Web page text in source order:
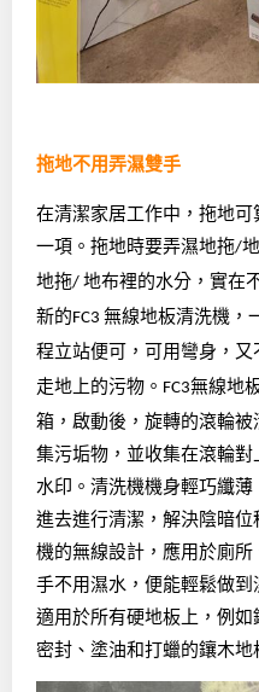
拖地不用弄濕雙手
在清潔家居工作中，拖地
一項。拖地時要弄濕地拖/
地拖/ 地布裡的水分，實在
新的 FC3 無線地板清洗機，
程立站便可，可用彎身，
走地上的污物。 FC3無線地
箱，啟動後，旋轉的滾輪
集污垢物，並收集在滾輪
水印。清洗機機身輕巧纖
進去進行清潔，解決陰暗
機的無線設計，應用於廁
手不用濕水，便能輕鬆做
適用於所有硬地板上，例
密封、塗油和打蠟的鑲木地